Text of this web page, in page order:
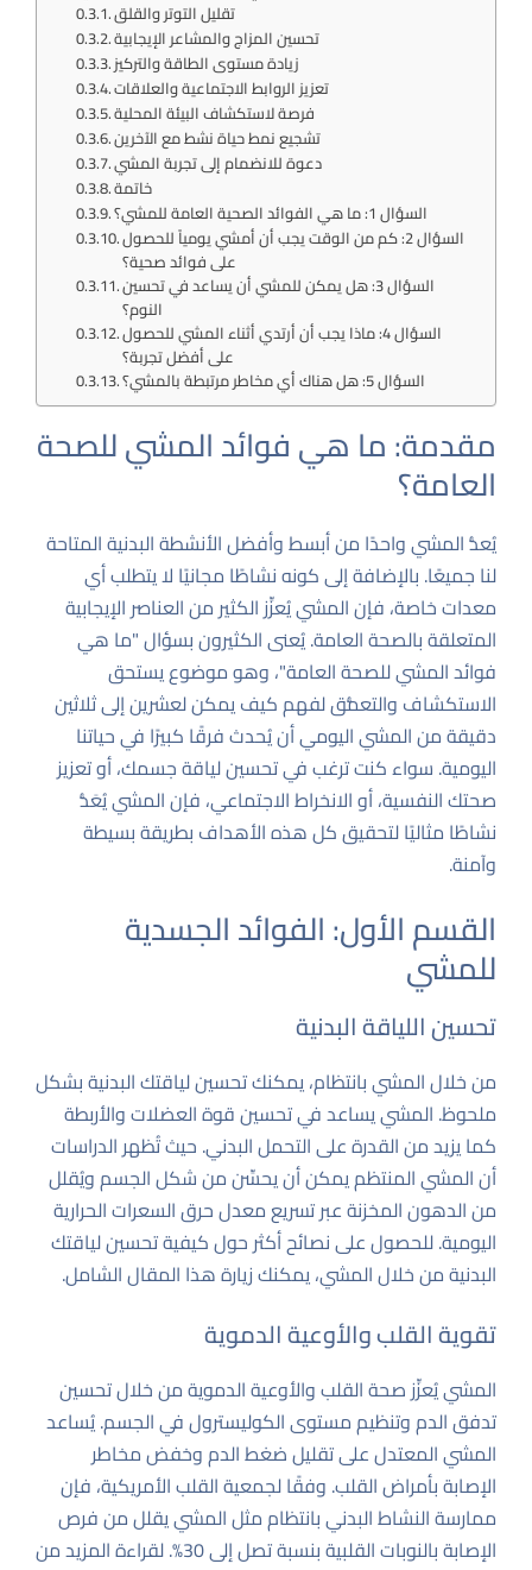
تقليل التوتر والقلق
تحسين المزاج والمشاعر الإيجابية
زيادة مستوى الطاقة والتركيز
تعزيز الروابط الاجتماعية والعلاقات
فرصة لاستكشاف البيئة المحلية
تشجيع نمط حياة نشط مع الآخرين
دعوة للانضمام إلى تجربة المشي
خاتمة
السؤال 1: ما هي الفوائد الصحية العامة للمشي؟
السؤال 2: كم من الوقت يجب أن أمشي يومياً للحصول
على فوائد صحية؟
السؤال 3: هل يمكن للمشي أن يساعد في تحسين
النوم؟
السؤال 4: ماذا يجب أن أرتدي أثناء المشي للحصول
على أفضل تجربة؟
السؤال 5: هل هناك أي مخاطر مرتبطة بالمشي؟
مقدمة: ما هي فوائد المشي للصحة
العامة؟
يُعدُّ المشي واحدًا من أبسط وأفضل الأنشطة البدنية المتاحة
لنا جميعًا. بالإضافة إلى كونه نشاطًا مجانيًا لا يتطلب أي
معدات خاصة، فإن المشي يُعزِّز الكثير من العناصر الإيجابية
المتعلقة بالصحة العامة. يُعنى الكثيرون بسؤال "ما هي
فوائد المشي للصحة العامة"، وهو موضوع يستحق
الاستكشاف والتعمُّق لفهم كيف يمكن لعشرين إلى ثلاثين
دقيقة من المشي اليومي أن يُحدث فرقًا كبيرًا في حياتنا
اليومية. سواء كنت ترغب في تحسين لياقة جسمك، أو تعزيز
صحتك النفسية، أو الانخراط الاجتماعي، فإن المشي يُعَدُّ
نشاطًا مثاليًا لتحقيق كل هذه الأهداف بطريقة بسيطة
وآمنة.
القسم الأول: الفوائد الجسدية
للمشي
تحسين اللياقة البدنية
من خلال المشي بانتظام، يمكنك تحسين لياقتك البدنية بشكل
ملحوظ. المشي يساعد في تحسين قوة العضلات والأربطة
كما يزيد من القدرة على التحمل البدني. حيث تُظهر الدراسات
أن المشي المنتظم يمكن أن يحسِّن من شكل الجسم ويُقلل
من الدهون المخزنة عبر تسريع معدل حرق السعرات الحرارية
اليومية. للحصول على نصائح أكثر حول كيفية تحسين لياقتك
البدنية من خلال المشي، يمكنك زيارةهذا المقال الشامل.
تقوية القلب والأوعية الدموية
المشي يُعزِّز صحة القلب والأوعية الدموية من خلال تحسين
تدفق الدم وتنظيم مستوى الكوليسترول في الجسم. يُساعد
المشي المعتدل على تقليل ضغط الدم وخفض مخاطر
الإصابة بأمراض القلب. وفقًا لجمعية القلب الأمريكية، فإن
ممارسة النشاط البدني بانتظام مثل المشي يقلل من فرص
الإصابة بالنوبات القلبية بنسبة تصل إلى 30%. لقراءة المزيد من